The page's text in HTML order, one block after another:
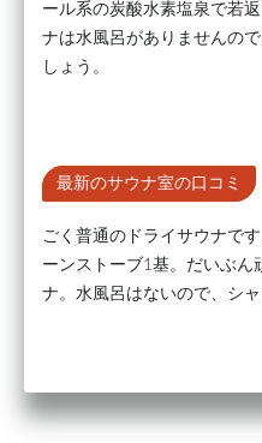
ール系の炭酸水素塩泉で若
ナは水風呂がありませんの
しょう。
最新のサウナ室の口コミ
ごく普通のドライサウナで
ーンストーブ1基。だいぶん
ナ。水風呂はないので、シ